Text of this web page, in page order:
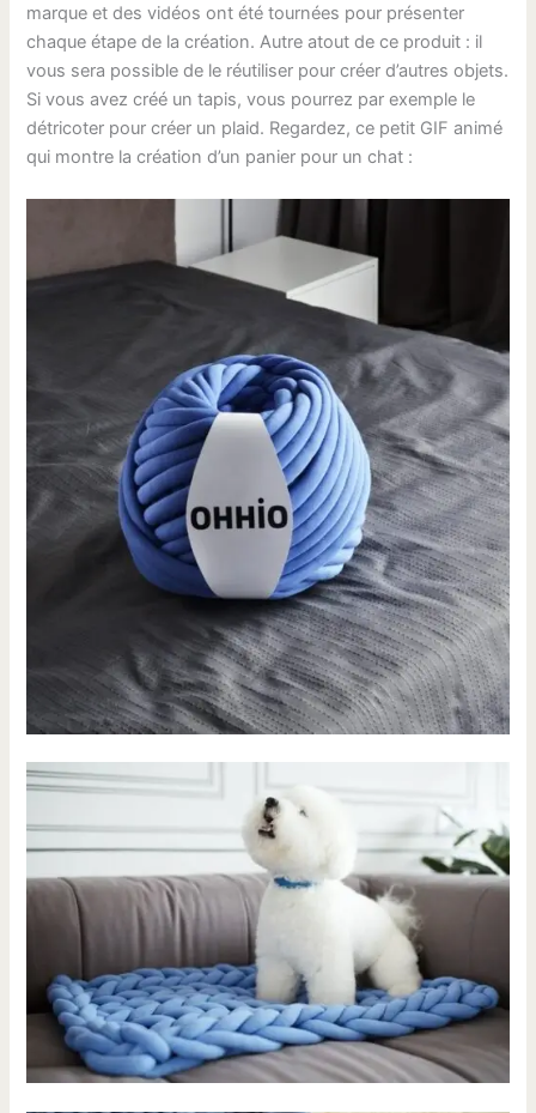
marque et des vidéos ont été tournées pour présenter
chaque étape de la création. Autre atout de ce produit : il
vous sera possible de le réutiliser pour créer d’autres objets.
Si vous avez créé un tapis, vous pourrez par exemple le
détricoter pour créer un plaid. Regardez, ce petit GIF animé
qui montre la création d’un panier pour un chat :